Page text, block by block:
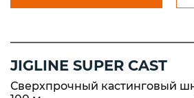
JIGLINE SUPER CAST
Сверхпрочный кастинговый